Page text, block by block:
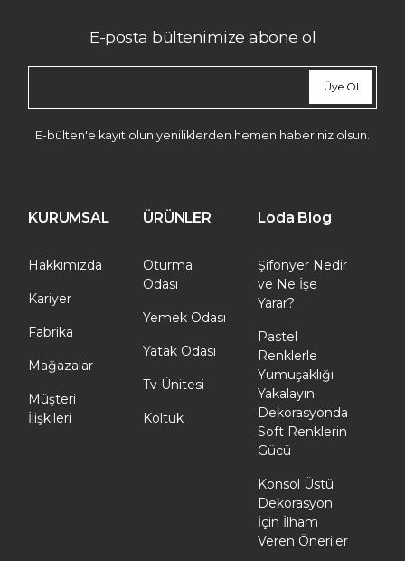
E-posta bültenimize abone ol
Üye Ol
E-bülten'e kayıt olun yeniliklerden hemen haberiniz olsun.
KURUMSAL
Hakkımızda
Kariyer
Fabrika
Mağazalar
Müşteri
İlişkileri
ÜRÜNLER
Oturma
Odası
Yemek Odası
Yatak Odası
Tv Ünitesi
Koltuk
Loda Blog
Şifonyer Nedir
ve Ne İşe
Yarar?
Pastel
Renklerle
Yumuşaklığı
Yakalayın:
Dekorasyonda
Soft Renklerin
Gücü
Konsol Üstü
Dekorasyon
İçin İlham
Veren Öneriler